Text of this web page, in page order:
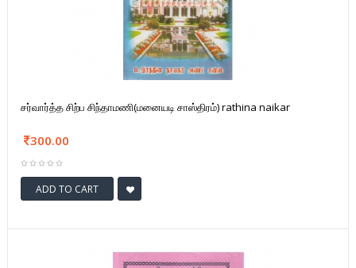
சர்வார்த்த சிற்ப சிந்தாமணி(மனையடி சாஸ்திரம்) rathina naikar
300.00
ADD TO CART